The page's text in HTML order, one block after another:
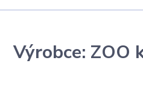
Výrobce: ZOO